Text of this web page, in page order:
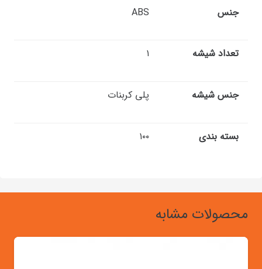
جنس ABS
تعداد شیشه ۱
جنس شیشه پلی کربنات
بسته بندی ۱۰۰
محصولات مشابه